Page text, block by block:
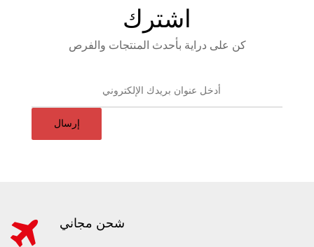
اشترك
كن على دراية بأحدث المنتجات والفرص
إرسال
شحن مجاني